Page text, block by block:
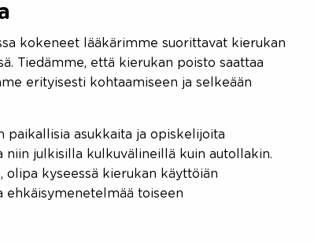
kokeneet lääkärimme suorittavat kierukan
Tiedämme, että kierukan poisto saattaa
erityisesti kohtaamiseen ja selkeään
asukkaita ja opiskelijoita
niin julkisilla kulkuvälineillä kuin autollakin.
kyseessä kierukan käyttöiän
ehkäisymenetelmää toiseen